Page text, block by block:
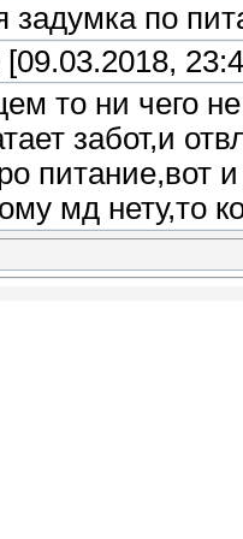
задумка по
[09.03.2018,
то ни чего
забот,и
мд нету,то